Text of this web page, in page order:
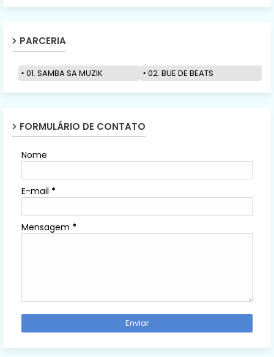
PARCERIA
01. SAMBA SA MUZIK 02. BUE DE BEATS
FORMULÁRIO DE CONTATO
Nome
E-mail *
Mensagem *